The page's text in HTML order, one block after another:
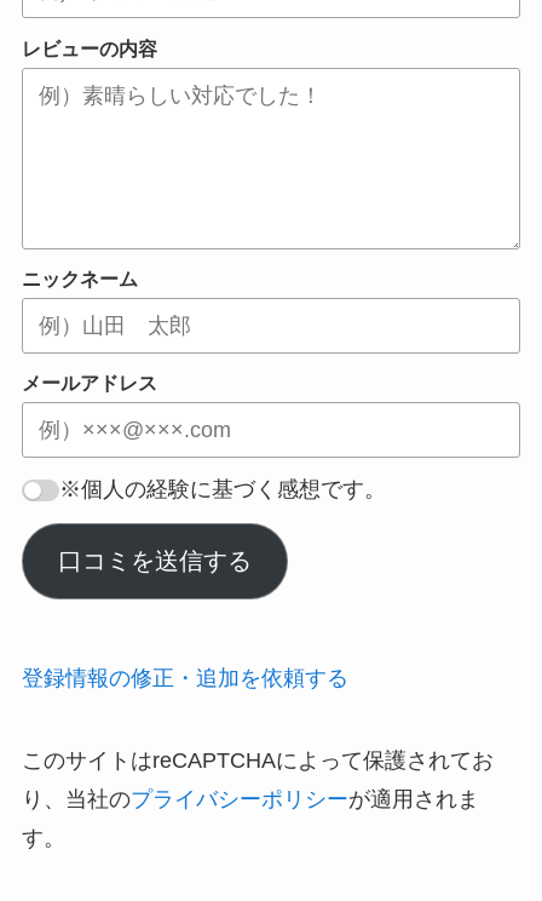
レビューの内容
ニックネーム
メールアドレス
※個人の経験に基づく感想です。
口コミを送信する
登録情報の修正・追加を依頼する
このサイトはreCAPTCHAによって保護されてお
り、当社のプライバシーポリシーが適用されま
す。